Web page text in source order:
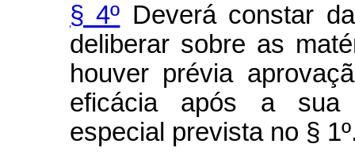
§ 4º Deverá constar
deliberar sobre as
houver prévia
eficácia após a sua
especial prevista no §